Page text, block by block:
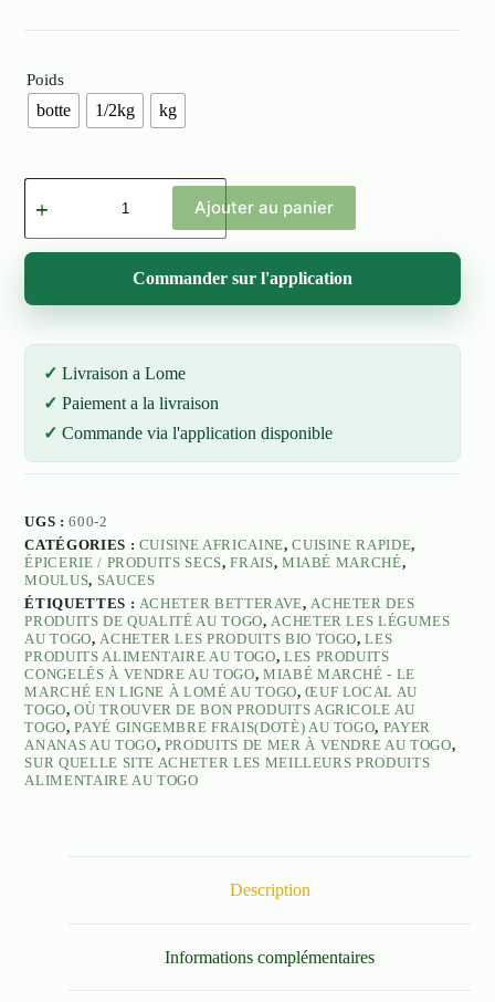
Poids
botte 1/2kg kg
quantité
de
Frais
(Dotè)
Ajouter au panier
Commander sur l'application
Livraison a Lome
Paiement a la livraison
Commande via l'application disponible
UGS :600-2
CATÉGORIES : CUISINE AFRICAINE,CUISINE RAPIDE,
ÉPICERIE / PRODUITS SECS,FRAIS, MIABÉ MARCHÉ,
MOULUS, SAUCES
ÉTIQUETTES : ACHETER BETTERAVE,ACHETER DES
PRODUITS DE QUALITÉ AU TOGO,ACHETER LES LÉGUMES
AU TOGO,ACHETER LES PRODUITS BIO TOGO,LES
PRODUITS ALIMENTAIRE AU TOGO, LES PRODUITS
CONGELÉS À VENDRE AU TOGO, MIABÉ MARCHÉ - LE
MARCHÉ EN LIGNE À LOMÉ AU TOGO,ŒUF LOCAL AU
TOGO,OÙ TROUVER DE BON PRODUITS AGRICOLE AU
TOGO,PAYÉ GINGEMBRE FRAIS(DOTÈ) AU TOGO, PAYER
ANANAS AU TOGO, PRODUITS DE MER À VENDRE AU TOGO,
SUR QUELLE SITE ACHETER LES MEILLEURS PRODUITS
ALIMENTAIRE AU TOGO
Description
Informations complémentaires